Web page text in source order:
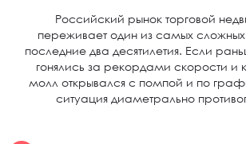
Российский рынок торговой
переживает один из самых
последние два десятилетия. Если
гонялись за рекордами скорости и
молл открывался с помпой и по
ситуация диаметрально